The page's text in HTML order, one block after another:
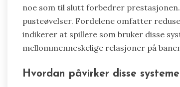
noe som til slutt forbedrer
pusteøvelser. Fordelene omfatter
indikerer at spillere som bruker disse
mellommenneskelige relasjoner på
Hvordan påvirker disse